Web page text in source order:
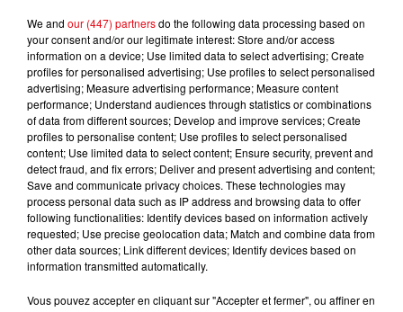
JEREMY FREROT
Un Homme
ANGELE FEAT. JUSTICE
What You Want
ALIZEE
Moi... Lolita
L'HOROSCOPE
We and our (447) partnersdo the following data processing based on
your consent and/or our legitimate interest: Store and/or access
information on a device; Use limited data to select advertising; Create
profiles for personalised advertising; Use profiles to select personalised
advertising; Measure advertising performance; Measure content
performance; Understand audiences through statistics or combinations
of data from different sources; Develop and improve services; Create
profiles to personalise content; Use profiles to select personalised
content; Use limited data to select content; Ensure security, prevent and
detect fraud, and fix errors; Deliver and present advertising and content;
Save and communicate privacy choices. These technologies may
process personal data such as IP address and browsing data to offer
following functionalities: Identify devices based on information actively
requested; Use precise geolocation data; Match and combine data from
other data sources; Link different devices; Identify devices based on
information transmitted automatically.
Vous pouvez accepter en cliquant sur "Accepter et fermer", ou affiner en